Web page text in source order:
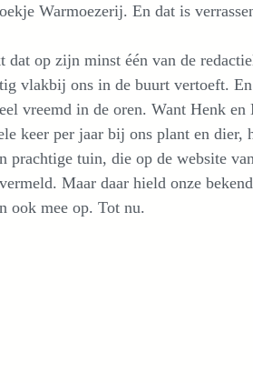
Warmoezerij. En dat is
dat op zijn minst één van de
vlakbij ons in de buurt vertoeft.
vreemd in de oren. Want Henk en
keer per jaar bij ons plant en dier,
prachtige tuin, die op de website van
Maar daar hield onze
ook mee op. Tot nu.